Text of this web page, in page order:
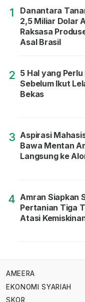
1
Danantara
2,5 Miliar Dolar
Raksasa
Asal Brasil
2 5 Hal yang
Sebelum Ikut
Bekas
3 Aspirasi
Bawa Mentan
Langsung ke
4 Amran Siapkan
Pertanian Tiga
Atasi
AMEERA
EKONOMI SYARIAH
SKOR